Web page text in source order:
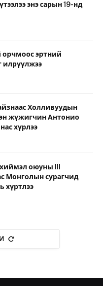
энэ сарын 19-нд
эртний
илрүүлжээ
Холливуудын
жүжигчин Антонио
хүрлээ
оюуны III
Монголын сурагчид
хүртлээ